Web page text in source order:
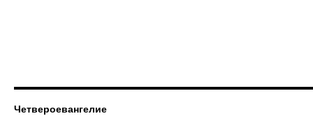
Четвероевангелие